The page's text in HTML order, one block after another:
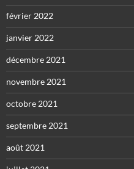
février 2022
janvier 2022
décembre 2021
novembre 2021
octobre 2021
septembre 2021
août 2021